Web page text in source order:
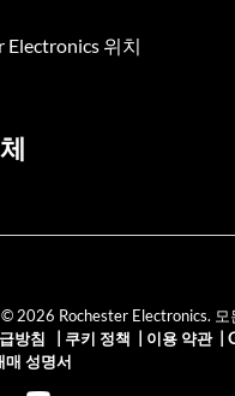
Electronics 위치
© 2026 Rochester Electronics. 모
방침
쿠키 정책 이용 약관|
매 성명서